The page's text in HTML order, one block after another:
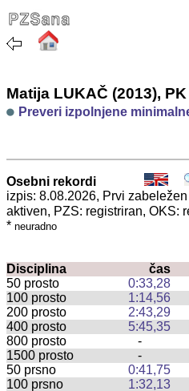
Matija LUKAČ (2013),
Preveri izpolnjene
Osebni rekordi
izpis: 8.08.2026, Prvi
aktiven, PZS: registriran, OKS:
* neuradno
Disciplina
čas
50 prosto
0:33,28
100 prosto
1:14,56
200 prosto
2:43,29
400 prosto
5:45,35
800 prosto
-
1500 prosto -
50 prsno 0:41,75
100 prsno
1:32,13